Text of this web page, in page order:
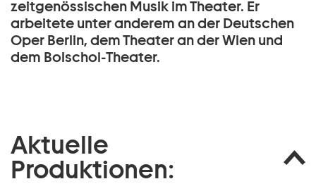
zeitgenössischen Musik im Theater. Er
arbeitete unter anderem an der Deutschen
Oper Berlin, dem Theater an der Wien und
dem Bolschoi-Theater.
Aktuelle
Produktionen: